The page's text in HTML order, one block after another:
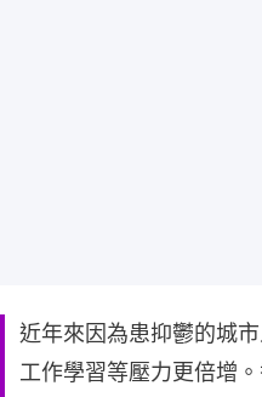
近年來因為患抑鬱的城
工作學習等壓力更倍增